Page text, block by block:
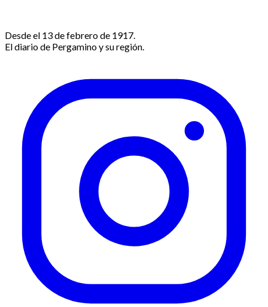
Desde el 13 de febrero de 1917.
El diario de Pergamino y su región.